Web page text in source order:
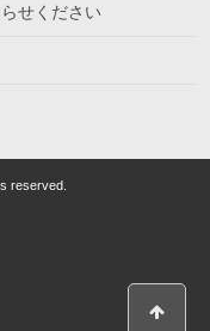
せください
reserved.